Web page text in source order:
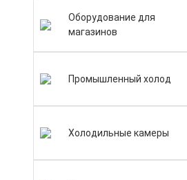
Оборудование для
магазинов
Промышленный холод
Холодильные камеры